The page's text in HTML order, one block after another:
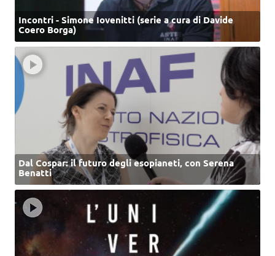
Incontri - Simone Iovenitti (serie a cura di Davide
Coero Borga)
Dal Cospar: il futuro degli esopianeti, con Serena
Benatti